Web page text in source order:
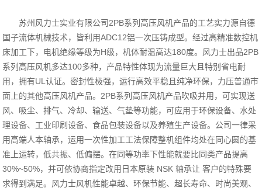
苏州风力士实业有限公司2PB系列高压风机产品的工艺实力源自德
国子流体机械技术，皆利用ADC12铝一次压铸成型。经过高精准数控机
床加工下，电机绝缘等级为H级，机体耐温高达180度。风力士出品2PB
系列高压风机多达100多种，产品特性体现为流量巨大且特别省电耐
用，拥有UL认证。密封性极强，运行高效平稳且纯净环保，力压普通市
面上的其他高压风机产品。2PB系列高压风机产品吹吸并用，可实现送
风、吸尘、排气、冷却、输送、气垫等功能，可应用于环保设备、水处
理设备、工业印刷设备、食品包装设备以及养殖生产设备。公司一律采
用高端人本轴承，运用一次性加工工法保障整机组件均处在同心圆的基
准上运转，低共振、低偏摆。在同等功率下性能就要比同类产品提高
30%~50%，并可依协商指定改用日本原装 NSK轴承让 客户的特殊要
求得到满足。风力士风机性能卓越、环保节能、超长寿命、时尚美观、